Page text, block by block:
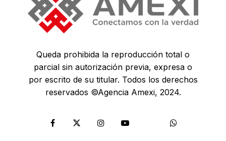
Queda prohibida la reproducción total o
parcial sin autorización previa, expresa o
por escrito de su titular. Todos los derechos
reservados ©Agencia Amexi, 2024.